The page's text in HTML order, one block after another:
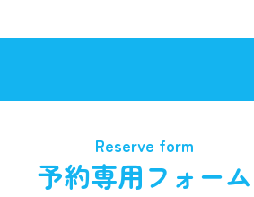
Reserve form
予約専用フォーム